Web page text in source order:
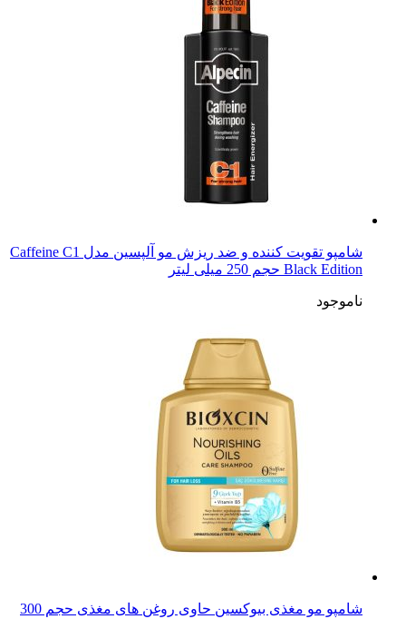
شامپو تقویت کننده و ضد ریزش مو آلپسین مدل Caffeine C1
Black Edition حجم 250 میلی لیتر
ناموجود
شامپو مو مغذی بیوکسین حاوی روغن های مغذی حجم 300